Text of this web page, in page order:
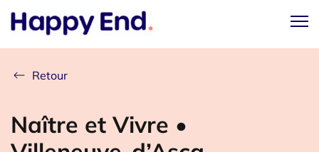
Retour
Naître et Vivre •